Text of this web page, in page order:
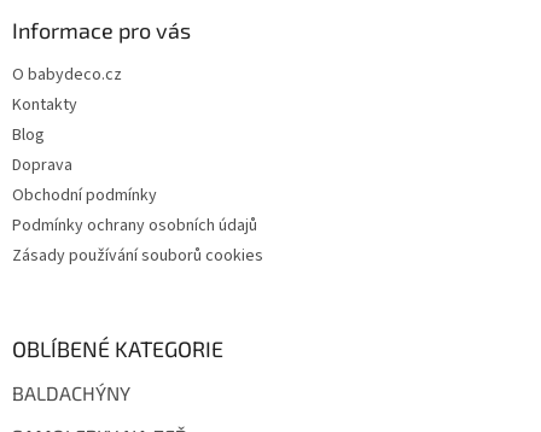
Informace pro vás
O babydeco.cz
Kontakty
Blog
Doprava
Obchodní podmínky
Podmínky ochrany osobních údajů
Zásady používání souborů cookies
OBLÍBENÉ KATEGORIE
BALDACHÝNY